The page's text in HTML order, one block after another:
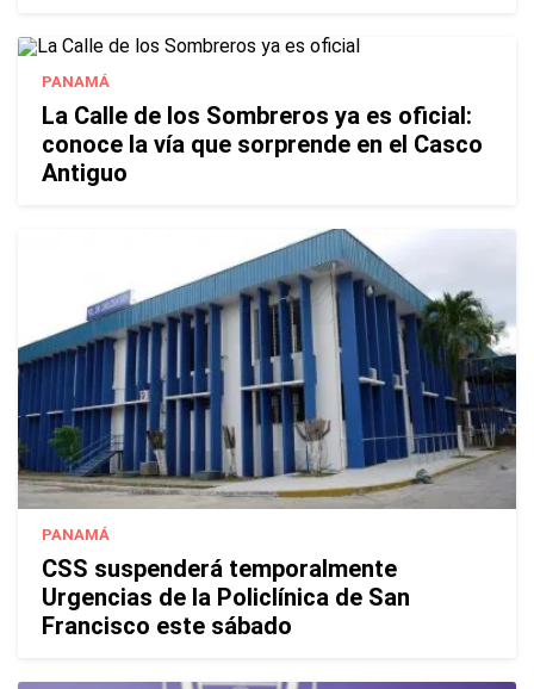
PANAMÁ
La Calle de los Sombreros ya es oficial:
conoce la vía que sorprende en el Casco
Antiguo
PANAMÁ
CSS suspenderá temporalmente
Urgencias de la Policlínica de San
Francisco este sábado